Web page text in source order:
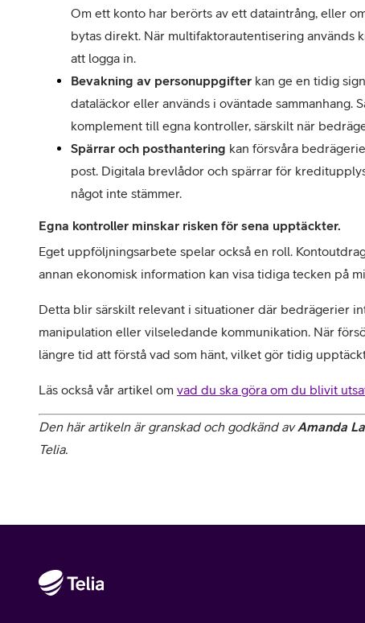
Om ett konto har berörts av ett dataintrång, eller
bytas direkt. När multifaktorautentisering används
att logga in.
Bevakning av personuppgifter kan ge en tidig
dataläckor eller används i oväntade sammanhang.
komplement till egna kontroller, särskilt när
Spärrar och posthantering kan försvåra
post. Digitala brevlådor och spärrar för
något inte stämmer.
Egna kontroller minskar risken för sena upptäckter.
Eget uppföljningsarbete spelar också en roll.
annan ekonomisk information kan visa tidiga tecken på
Detta blir särskilt relevant i situationer där bedrägerier
manipulation eller vilseledande kommunikation. När
längre tid att förstå vad som hänt, vilket gör tidig
Läs också vår artikel om vad du ska göra om du blivit
Den här artikeln är granskad och godkänd av Amanda